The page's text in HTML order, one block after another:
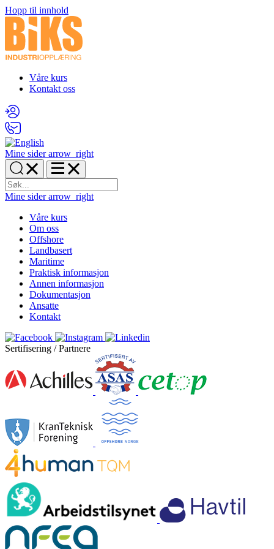
Hopp til innhold
Våre kurs
Kontakt oss
Mine sider arrow_right
Mine sider arrow_right
Våre kurs
Om oss
Offshore
Landbasert
Maritime
Praktisk informasjon
Annen informasjon
Dokumentasjon
Ansatte
Kontakt
Sertifisering / Partnere